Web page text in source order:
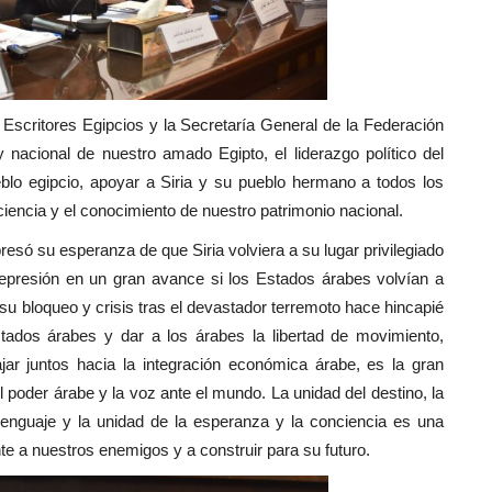
Egipcios y la Secretaría General de la Federación
de nuestro amado Egipto, el liderazgo político del
egipcio, apoyar a Siria y su pueblo hermano a todos los
y el conocimiento de nuestro patrimonio nacional.
su esperanza de que Siria volviera a su lugar privilegiado
en un gran avance si los Estados árabes volvían a
bloqueo y crisis tras el devastador terremoto hace hincapié
árabes y dar a los árabes la libertad de movimiento,
juntos hacia la integración económica árabe, es la gran
árabe y la voz ante el mundo. La unidad del destino, la
y la unidad de la esperanza y la conciencia es una
a nuestros enemigos y a construir para su futuro.